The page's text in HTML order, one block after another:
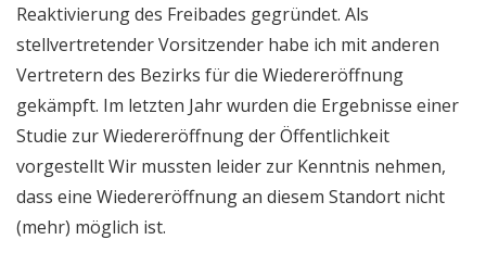
Reaktivierung des Freibades gegründet. Als
stellvertretender Vorsitzender habe ich mit anderen
Vertretern des Bezirks für die Wiedereröffnung
gekämpft. Im letzten Jahr wurden die Ergebnisse einer
Studie zur Wiedereröffnung der Öffentlichkeit
vorgestellt Wir mussten leider zur Kenntnis nehmen,
dass eine Wiedereröffnung an diesem Standort nicht
(mehr) möglich ist.